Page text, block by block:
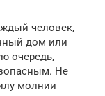
человек,
дом или
очередь,
Не
молнии